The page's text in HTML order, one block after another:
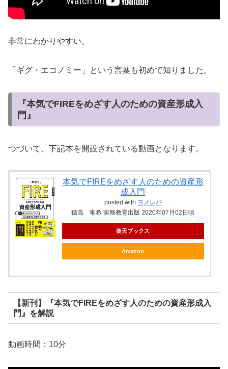
非常にわかりやすい。
「ギグ・エコノミー」という言葉も初めて知りました。
『本気でFIREをめざす人のための資産形成入
門』
つづいて、下記本を開設されている動画となります。
本気でFIREをめざす人のための資産形
成入門
posted with ヨメレバ
穂高 唯希 実務教育出版 2020年07月02日頃
楽天ブックス
Amazon
【新刊】『本気でFIREをめざす人のための資産形成入
門』を解説
動画時間：10分